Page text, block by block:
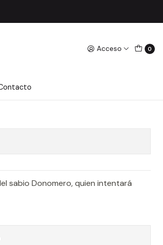
Acceso 0
FRANCISCO
sabio Donomero, quien intentará